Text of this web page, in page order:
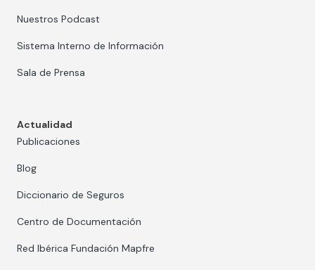
Nuestros Podcast
Sistema Interno de Información
Sala de Prensa
Actualidad
Publicaciones
Blog
Diccionario de Seguros
Centro de Documentación
Red Ibérica Fundación Mapfre